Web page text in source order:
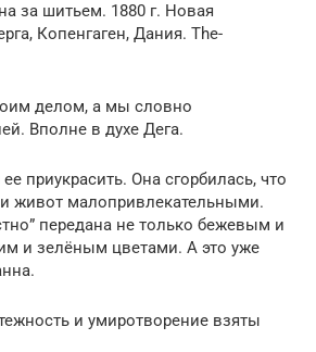
за шитьем. 1880 г. Новая
Копенгаген, Дания. The-
делом, а мы словно
Вполне в духе Дега.
приукрасить. Она сгорбилась, что
живот малопривлекательными.
передана не только бежевым и
и зелёным цветами. А это уже
и умиротворение взяты